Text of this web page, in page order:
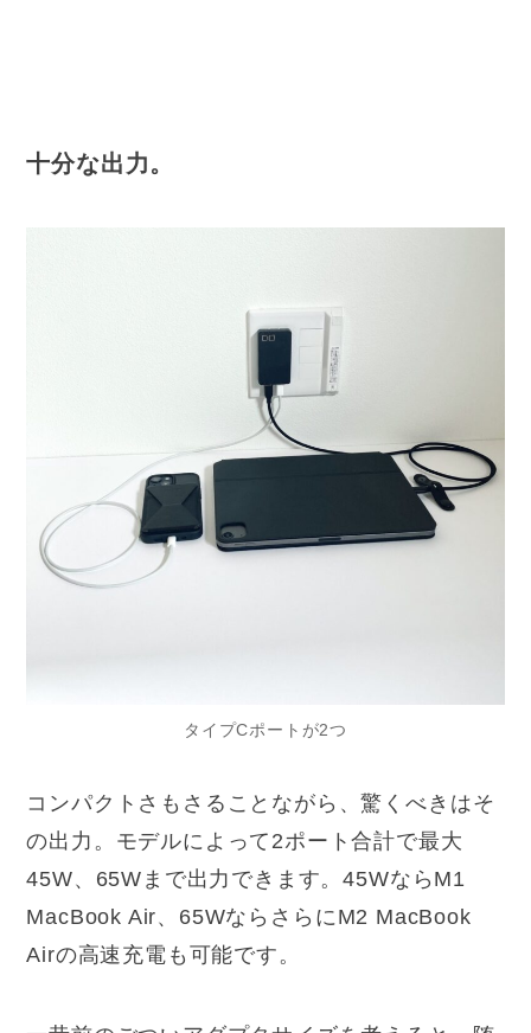
十分な出力。
タイプCポートが2つ
コンパクトさもさることながら、驚くべきはそ
の出力。モデルによって2ポート合計で最大
45W、65Wまで出力できます。45WならM1
MacBook Air、65WならさらにM2 MacBook
Airの高速充電も可能です。